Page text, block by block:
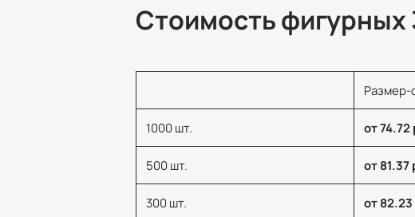
Стоимость фигурных
Размер-
1000 шт. от
500 шт. от 81.37
300 шт. от